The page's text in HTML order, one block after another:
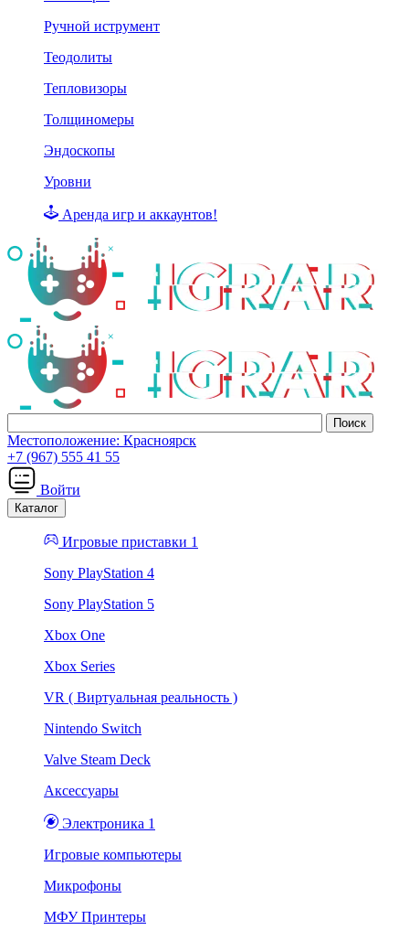
Ручной иструмент
Теодолиты
Тепловизоры
Толщиномеры
Эндоскопы
Уровни
Аренда игр и аккаунтов!
Местоположение: Красноярск
+7 (967) 555 41 55
Войти
Каталог
Игровые приставки 1
Sony PlayStation 4
Sony PlayStation 5
Xbox One
Xbox Series
VR ( Виртуальная реальность )
Nintendo Switch
Valve Steam Deck
Аксессуары
Электроника 1
Игровые компьютеры
Микрофоны
МФУ Принтеры